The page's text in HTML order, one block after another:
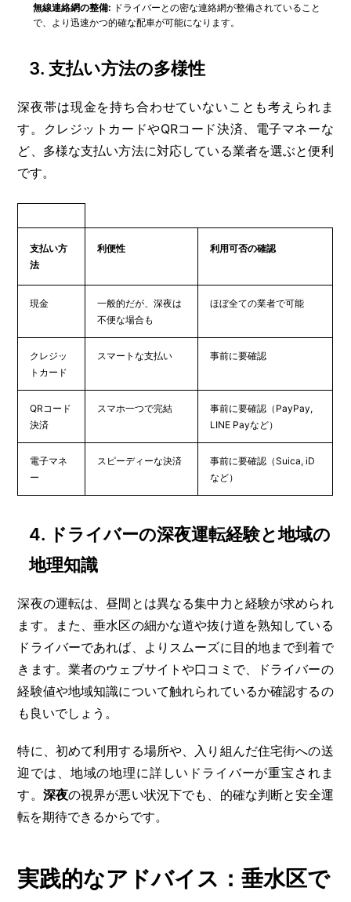
無線連絡網の整備: ドライバーとの密な連絡網が整備されていること
で、より迅速かつ的確な配車が可能になります。
3.支払い方法の多様性
深夜帯は現金を持ち合わせていないことも考えられま
す。クレジットカードやQRコード決済、電子マネーな
ど、多様な支払い方法に対応している業者を選ぶと便利
です。
支払い方
法
利便性 利用可否の確認
現金
一般的だが、深夜は
不便な場合も
ほぼ全ての業者で可能
クレジッ
トカード
スマートな支払い 事前に要確認
QRコード
決済
スマホ一つで完結
事前に要確認（PayPay,
LINE Payなど）
電子マネ
ー
スピーディーな決済
事前に要確認（Suica, iD
など）
4. ドライバーの深夜運転経験と地域の
地理知識
深夜の運転は、昼間とは異なる集中力と経験が求められ
ます。また、垂水区の細かな道や抜け道を熟知している
ドライバーであれば、よりスムーズに目的地まで到着で
きます。業者のウェブサイトや口コミで、ドライバーの
経験値や地域知識について触れられているか確認するの
も良いでしょう。
特に、初めて利用する場所や、入り組んだ住宅街への送
迎では、地域の地理に詳しいドライバーが重宝されま
す。 深夜の視界が悪い状況下でも、的確な判断と安全運
転を期待できるからです。
実践的なアドバイス：垂水区で